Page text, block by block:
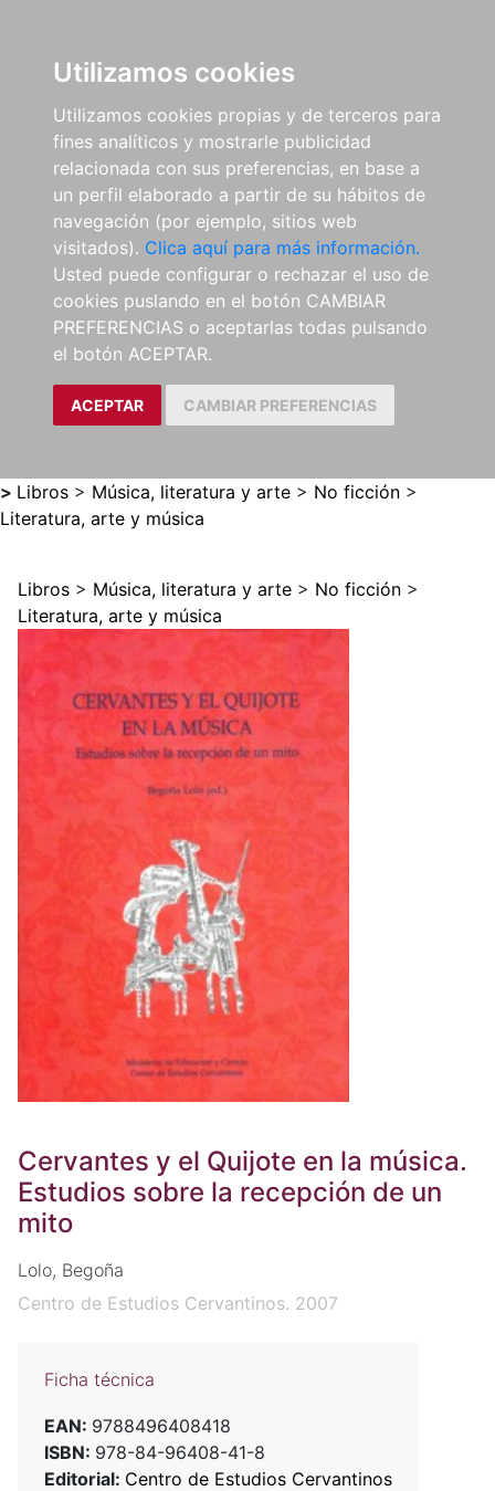
Utilizamos cookies
Utilizamos cookies propias y de terceros para
fines analíticos y mostrarle publicidad
relacionada con sus preferencias, en base a
un perfil elaborado a partir de su hábitos de
navegación (por ejemplo, sitios web
visitados). Clica aquí para más información.
Usted puede configurar o rechazar el uso de
cookies puslando en el botón CAMBIAR
PREFERENCIAS o aceptarlas todas pulsando
el botón ACEPTAR.
ACEPTAR CAMBIAR PREFERENCIAS
> Libros > Música, literatura y arte > No ficción >
Literatura, arte y música
Libros > Música, literatura y arte > No ficción >
Literatura, arte y música
Cervantes y el Quijote en la música.
Estudios sobre la recepción de un
mito
Lolo, Begoña
Centro de Estudios Cervantinos. 2007
Ficha técnica
EAN: 9788496408418
ISBN: 978-84-96408-41-8
Editorial: Centro de Estudios Cervantinos